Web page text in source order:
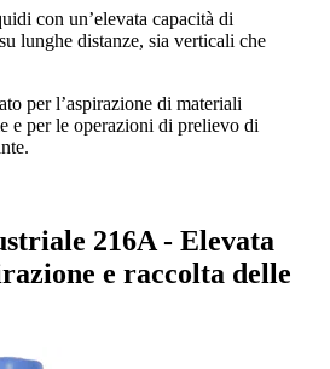
con un’elevata capacità di
lunghe distanze, sia verticali che
per l’aspirazione di materiali
e per le operazioni di prelievo di
216A - Elevata
e raccolta delle